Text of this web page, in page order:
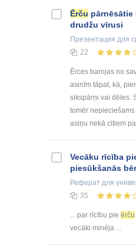
Ērču pārnēsātie
drudžu vīrusi
Презентация для
22
Ērces barojas no
asinīm tāpat, kā,
sikspārņi vai dēles.
tomēr
asiņu nekā citiem
Vecāku rīcība
piesūkšanās
Реферат для
35
... par rīcību pie ērču
vecāki minēja ...